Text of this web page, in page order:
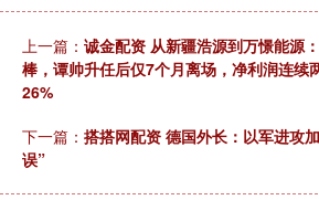
上一篇： 诚金配资 从新疆浩源到万憬能源
棒，谭帅升任后仅7个月离场，净利润连续
26%
下一篇： 搭搭网配资 德国外长：以军进攻
误”